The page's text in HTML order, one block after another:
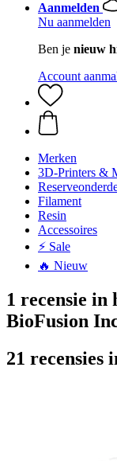
Aanmelden
Nu aanmelden
Ben je nieuw
Account
Merken
3D-Printers &
Filament
Resin
Accessoires
⚡ Sale
🔥 Nieuw
1 recensie
BioFusion
21 recensies